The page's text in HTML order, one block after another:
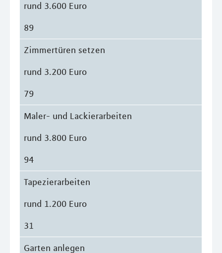
rund 3.600 Euro
89
Zimmertüren setzen
rund 3.200 Euro
79
Maler- und Lackierarbeiten
rund 3.800 Euro
94
Tapezierarbeiten
rund 1.200 Euro
31
Garten anlegen